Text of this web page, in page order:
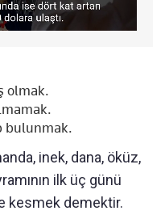
olmak.
bulunmak.
inek, dana, öküz,
ilk üç günü
kesmek demektir.